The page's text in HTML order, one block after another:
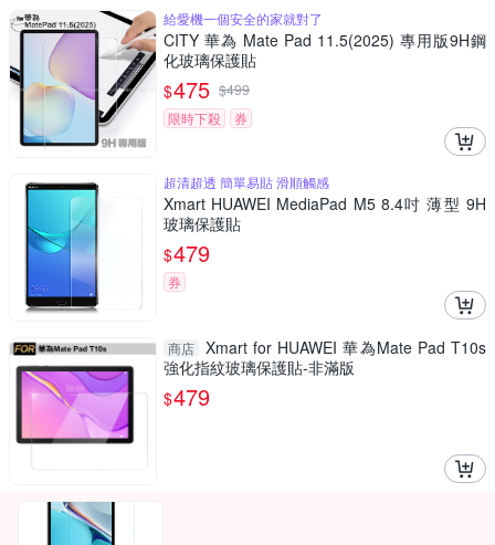
給愛機一個安全的家就對了
CITY 華為 Mate Pad 11.5(2025) 專用版9H鋼
化玻璃保護貼
$475 $499
限時下殺
券
超清超透 簡單易貼 滑順觸感
Xmart HUAWEI MediaPad M5 8.4吋 薄型 9H
玻璃保護貼
$479
券
商店 Xmart for HUAWEI 華為Mate Pad T10s
強化指紋玻璃保護貼-非滿版
$479